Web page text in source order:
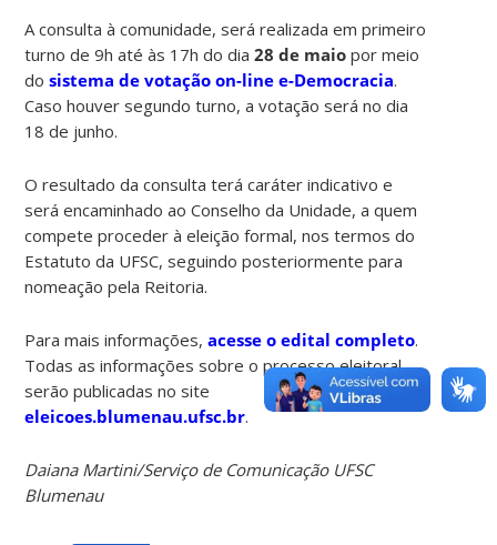
A consulta à comunidade, será realizada em primeiro
turno de 9h até às 17h do dia28 de maio por meio
dosistema de votação on-line e-Democracia.
Caso houver segundo turno, a votação será no dia
18 de junho.
O resultado da consulta terá caráter indicativo e
será encaminhado ao Conselho da Unidade, a quem
compete proceder à eleição formal, nos termos do
Estatuto da UFSC, seguindo posteriormente para
nomeação pela Reitoria.
Para mais informações,acesse o edital completo.
Todas as informações sobre o processo eleitoral
serão publicadas no site
eleicoes.blumenau.ufsc.br.
Daiana Martini/Serviço de Comunicação UFSC
Blumenau